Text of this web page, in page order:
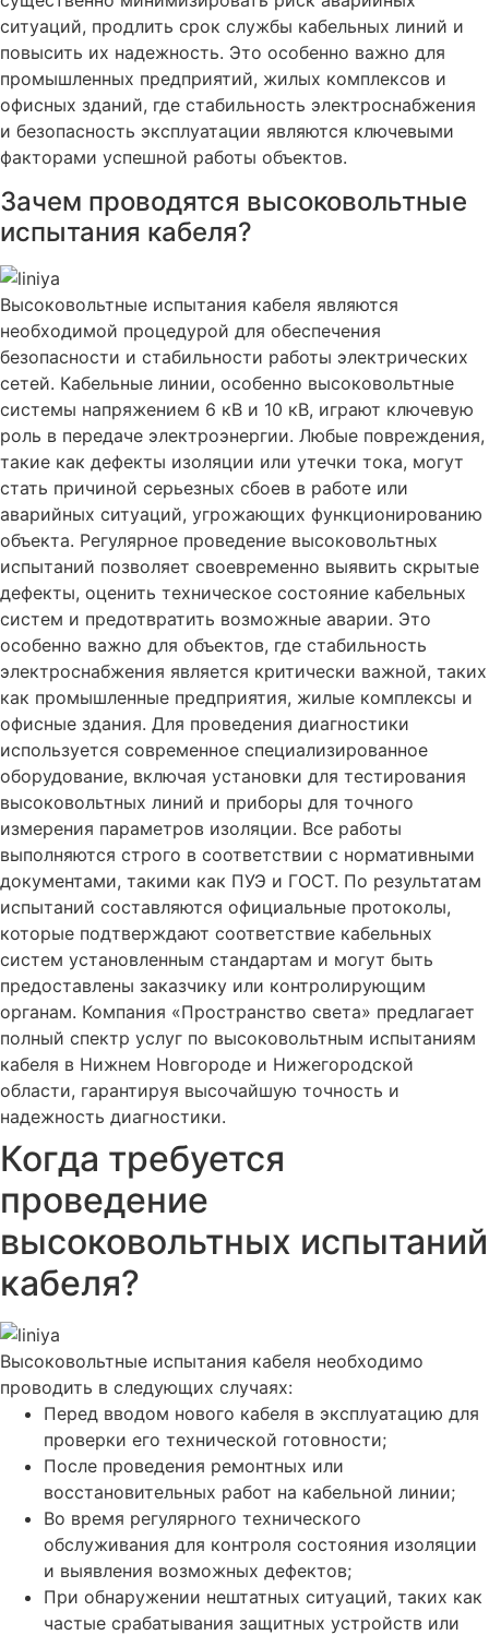
ситуаций, продлить срок службы кабельных линий и
повысить их надежность. Это особенно важно для
промышленных предприятий, жилых комплексов и
офисных зданий, где стабильность электроснабжения
и безопасность эксплуатации являются ключевыми
факторами успешной работы объектов.
Зачем проводятся высоковольтные
испытания кабеля?
Высоковольтные испытания кабеля являются
необходимой процедурой для обеспечения
безопасности и стабильности работы электрических
сетей. Кабельные линии, особенно высоковольтные
системы напряжением 6 кВ и 10 кВ, играют ключевую
роль в передаче электроэнергии. Любые повреждения,
такие как дефекты изоляции или утечки тока, могут
стать причиной серьезных сбоев в работе или
аварийных ситуаций, угрожающих функционированию
объекта. Регулярное проведение высоковольтных
испытаний позволяет своевременно выявить скрытые
дефекты, оценить техническое состояние кабельных
систем и предотвратить возможные аварии. Это
особенно важно для объектов, где стабильность
электроснабжения является критически важной, таких
как промышленные предприятия, жилые комплексы и
офисные здания. Для проведения диагностики
используется современное специализированное
оборудование, включая установки для тестирования
высоковольтных линий и приборы для точного
измерения параметров изоляции. Все работы
выполняются строго в соответствии с нормативными
документами, такими как ПУЭ и ГОСТ. По результатам
испытаний составляются официальные протоколы,
которые подтверждают соответствие кабельных
систем установленным стандартам и могут быть
предоставлены заказчику или контролирующим
органам. Компания «Пространство света» предлагает
полный спектр услуг по высоковольтным испытаниям
кабеля в Нижнем Новгороде и Нижегородской
области, гарантируя высочайшую точность и
надежность диагностики.
Когда требуется
проведение
высоковольтных испытаний
кабеля?
Высоковольтные испытания кабеля необходимо
проводить в следующих случаях:
Перед вводом нового кабеля в эксплуатацию для
проверки его технической готовности;
После проведения ремонтных или
восстановительных работ на кабельной линии;
Во время регулярного технического
обслуживания для контроля состояния изоляции
и выявления возможных дефектов;
При обнаружении нештатных ситуаций, таких как
частые срабатывания защитных устройств или